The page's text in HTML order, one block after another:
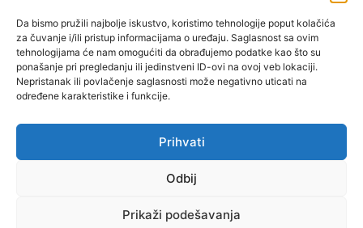
Da bismo pružili najbolje iskustvo, koristimo tehnologije poput kolačića
za čuvanje i/ili pristup informacijama o uređaju. Saglasnost sa ovim
tehnologijama će nam omogućiti da obrađujemo podatke kao što su
ponašanje pri pregledanju ili jedinstveni ID-ovi na ovoj veb lokaciji.
Nepristanak ili povlačenje saglasnosti može negativno uticati na
određene karakteristike i funkcije.
Prihvati
Odbij
Prikaži podešavanja
ZENIČANKA, 3. SPRAT), 72000 ZENICA